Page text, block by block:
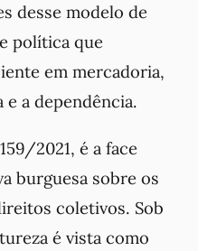
desse modelo de
política que
em mercadoria,
a dependência.
2021, é a face
burguesa sobre os
coletivos. Sob
é vista como